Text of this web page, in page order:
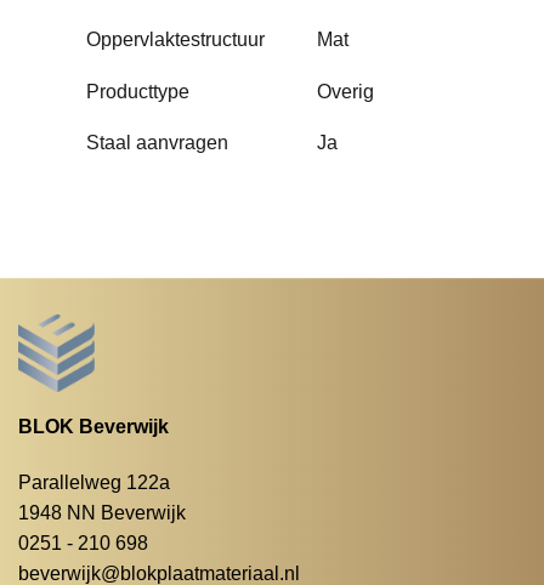
Oppervlaktestructuur Mat
Producttype Overig
Staal aanvragen Ja
BLOK Beverwijk
Parallelweg 122a
1948 NN Beverwijk
0251 - 210 698
beverwijk@blokplaatmateriaal.nl